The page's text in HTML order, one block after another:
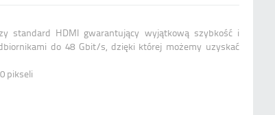
standard HDMI gwarantujący wyjątkową szybkość i
do 48 Gbit/s, dzięki której możemy uzyskać
pikseli